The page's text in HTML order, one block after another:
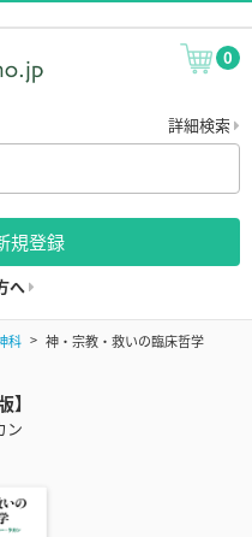
0
詳細検索
規登録
へ
科 神・宗教・救いの臨床哲学
ン